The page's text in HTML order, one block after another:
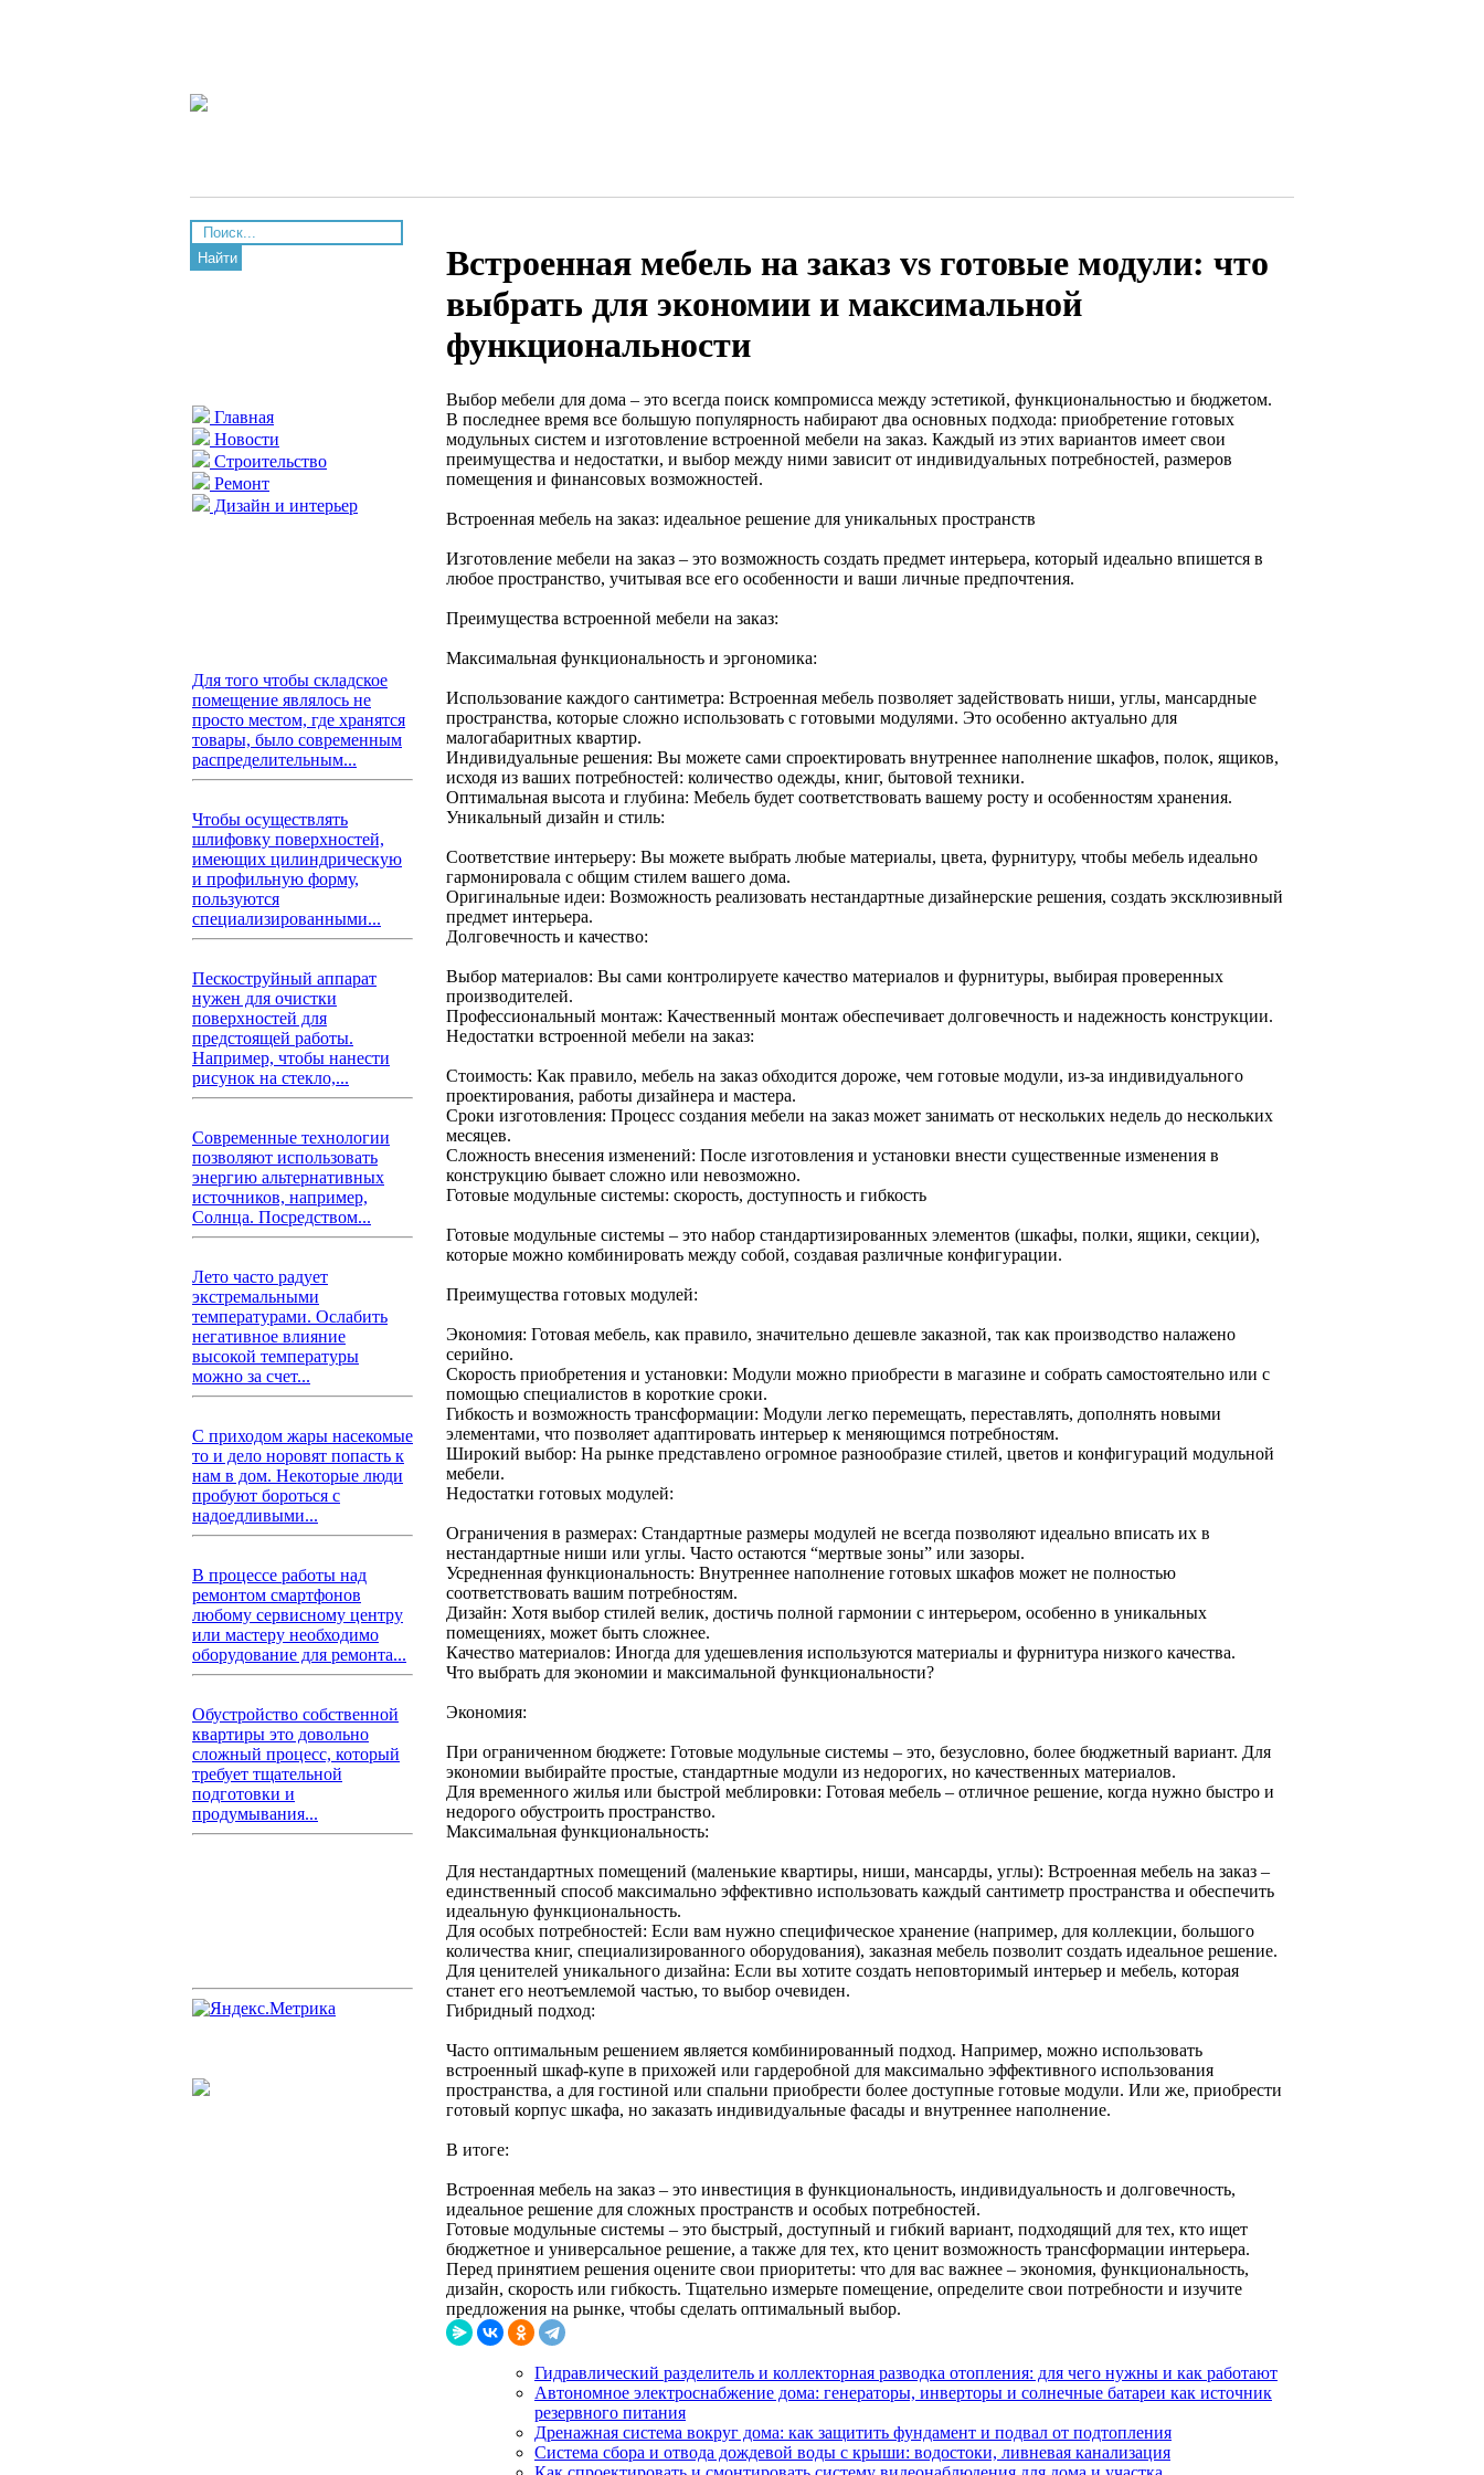
Найти
Главная
Новости
Строительство
Ремонт
Дизайн и интерьер
Для того чтобы складское
помещение являлось не
просто местом, где хранятся
товары, было современным
распределительным...
Чтобы осуществлять
шлифовку поверхностей,
имеющих цилиндрическую
и профильную форму,
пользуются
специализированными...
Пескоструйный аппарат
нужен для очистки
поверхностей для
предстоящей работы.
Например, чтобы нанести
рисунок на стекло,...
Современные технологии
позволяют использовать
энергию альтернативных
источников, например,
Солнца. Посредством...
Лето часто радует
экстремальными
температурами. Ослабить
негативное влияние
высокой температуры
можно за счет...
С приходом жары насекомые
то и дело норовят попасть к
нам в дом. Некоторые люди
пробуют бороться с
надоедливыми...
В процессе работы над
ремонтом смартфонов
любому сервисному центру
или мастеру необходимо
оборудование для ремонта...
Обустройство собственной
квартиры это довольно
сложный процесс, который
требует тщательной
подготовки и
продумывания...
Встроенная мебель на заказ vs готовые модули: что
выбрать для экономии и максимальной
функциональности
Выбор мебели для дома – это всегда поиск компромисса между эстетикой, функциональностью и бюджетом.
В последнее время все большую популярность набирают два основных подхода: приобретение готовых
модульных систем и изготовление встроенной мебели на заказ. Каждый из этих вариантов имеет свои
преимущества и недостатки, и выбор между ними зависит от индивидуальных потребностей, размеров
помещения и финансовых возможностей.
Встроенная мебель на заказ: идеальное решение для уникальных пространств
Изготовление мебели на заказ – это возможность создать предмет интерьера, который идеально впишется в
любое пространство, учитывая все его особенности и ваши личные предпочтения.
Преимущества встроенной мебели на заказ:
Максимальная функциональность и эргономика:
Использование каждого сантиметра: Встроенная мебель позволяет задействовать ниши, углы, мансардные
пространства, которые сложно использовать с готовыми модулями. Это особенно актуально для
малогабаритных квартир.
Индивидуальные решения: Вы можете сами спроектировать внутреннее наполнение шкафов, полок, ящиков,
исходя из ваших потребностей: количество одежды, книг, бытовой техники.
Оптимальная высота и глубина: Мебель будет соответствовать вашему росту и особенностям хранения.
Уникальный дизайн и стиль:
Соответствие интерьеру: Вы можете выбрать любые материалы, цвета, фурнитуру, чтобы мебель идеально
гармонировала с общим стилем вашего дома.
Оригинальные идеи: Возможность реализовать нестандартные дизайнерские решения, создать эксклюзивный
предмет интерьера.
Долговечность и качество:
Выбор материалов: Вы сами контролируете качество материалов и фурнитуры, выбирая проверенных
производителей.
Профессиональный монтаж: Качественный монтаж обеспечивает долговечность и надежность конструкции.
Недостатки встроенной мебели на заказ:
Стоимость: Как правило, мебель на заказ обходится дороже, чем готовые модули, из-за индивидуального
проектирования, работы дизайнера и мастера.
Сроки изготовления: Процесс создания мебели на заказ может занимать от нескольких недель до нескольких
месяцев.
Сложность внесения изменений: После изготовления и установки внести существенные изменения в
конструкцию бывает сложно или невозможно.
Готовые модульные системы: скорость, доступность и гибкость
Готовые модульные системы – это набор стандартизированных элементов (шкафы, полки, ящики, секции),
которые можно комбинировать между собой, создавая различные конфигурации.
Преимущества готовых модулей:
Экономия: Готовая мебель, как правило, значительно дешевле заказной, так как производство налажено
серийно.
Скорость приобретения и установки: Модули можно приобрести в магазине и собрать самостоятельно или с
помощью специалистов в короткие сроки.
Гибкость и возможность трансформации: Модули легко перемещать, переставлять, дополнять новыми
элементами, что позволяет адаптировать интерьер к меняющимся потребностям.
Широкий выбор: На рынке представлено огромное разнообразие стилей, цветов и конфигураций модульной
мебели.
Недостатки готовых модулей:
Ограничения в размерах: Стандартные размеры модулей не всегда позволяют идеально вписать их в
нестандартные ниши или углы. Часто остаются “мертвые зоны” или зазоры.
Усредненная функциональность: Внутреннее наполнение готовых шкафов может не полностью
соответствовать вашим потребностям.
Дизайн: Хотя выбор стилей велик, достичь полной гармонии с интерьером, особенно в уникальных
помещениях, может быть сложнее.
Качество материалов: Иногда для удешевления используются материалы и фурнитура низкого качества.
Что выбрать для экономии и максимальной функциональности?
Экономия:
При ограниченном бюджете: Готовые модульные системы – это, безусловно, более бюджетный вариант. Для
экономии выбирайте простые, стандартные модули из недорогих, но качественных материалов.
Для временного жилья или быстрой меблировки: Готовая мебель – отличное решение, когда нужно быстро и
недорого обустроить пространство.
Максимальная функциональность:
Для нестандартных помещений (маленькие квартиры, ниши, мансарды, углы): Встроенная мебель на заказ –
единственный способ максимально эффективно использовать каждый сантиметр пространства и обеспечить
идеальную функциональность.
Для особых потребностей: Если вам нужно специфическое хранение (например, для коллекции, большого
количества книг, специализированного оборудования), заказная мебель позволит создать идеальное решение.
Для ценителей уникального дизайна: Если вы хотите создать неповторимый интерьер и мебель, которая
станет его неотъемлемой частью, то выбор очевиден.
Гибридный подход:
Часто оптимальным решением является комбинированный подход. Например, можно использовать
встроенный шкаф-купе в прихожей или гардеробной для максимально эффективного использования
пространства, а для гостиной или спальни приобрести более доступные готовые модули. Или же, приобрести
готовый корпус шкафа, но заказать индивидуальные фасады и внутреннее наполнение.
В итоге:
Встроенная мебель на заказ – это инвестиция в функциональность, индивидуальность и долговечность,
идеальное решение для сложных пространств и особых потребностей.
Готовые модульные системы – это быстрый, доступный и гибкий вариант, подходящий для тех, кто ищет
бюджетное и универсальное решение, а также для тех, кто ценит возможность трансформации интерьера.
Перед принятием решения оцените свои приоритеты: что для вас важнее – экономия, функциональность,
дизайн, скорость или гибкость. Тщательно измерьте помещение, определите свои потребности и изучите
предложения на рынке, чтобы сделать оптимальный выбор.
Гидравлический разделитель и коллекторная разводка отопления: для чего нужны и как работают
Автономное электроснабжение дома: генераторы, инверторы и солнечные батареи как источник
резервного питания
Дренажная система вокруг дома: как защитить фундамент и подвал от подтопления
Система сбора и отвода дождевой воды с крыши: водостоки, ливневая канализация